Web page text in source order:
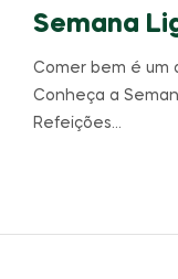
Semana
Comer bem é um
Conheça a
Refeições…